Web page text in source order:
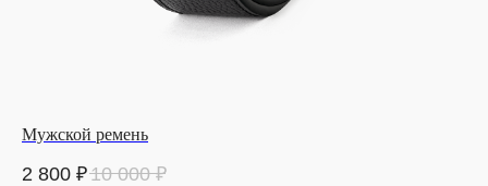
Мужской ремень
2 800 ₽10 000 ₽